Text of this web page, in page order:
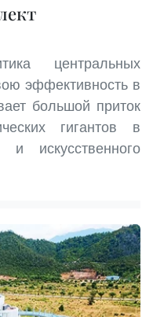
центральных
эффективность в
большой приток
гигантов в
и искусственного